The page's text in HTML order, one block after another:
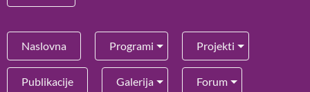
Naslovna Programi Projekti
Publikacije Galerija Forum